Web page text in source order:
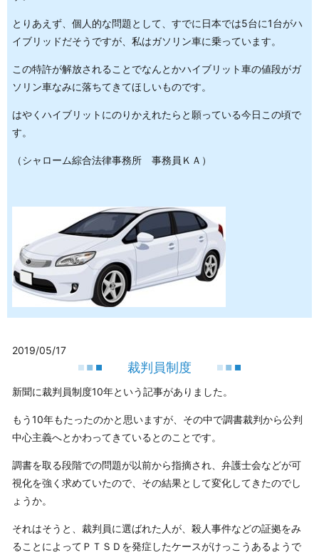
とりあえず、個人的な問題として、すでに日本では5台に1台がハ
イブリッドだそうですが、私はガソリン車に乗っています。
この特許が解放されることでなんとかハイブリット車の値段がガ
ソリン車なみに落ちてきてほしいものです。
はやくハイブリットにのりかえれたらと願っている今日この頃で
す。
（シャローム綜合法律事務所 事務員ＫＡ）
2019/05/17
裁判員制度
新聞に裁判員制度10年という記事がありました。
もう10年もたったのかと思いますが、その中で調書裁判から公判
中心主義へとかわってきているとのことです。
調書を取る段階での問題が以前から指摘され、弁護士会などが可
視化を強く求めていたので、その結果として変化してきたのでし
ょうか。
それはそうと、裁判員に選ばれた人が、殺人事件などの証拠をみ
ることによってＰＴＳＤを発症したケースがけっこうあるようで